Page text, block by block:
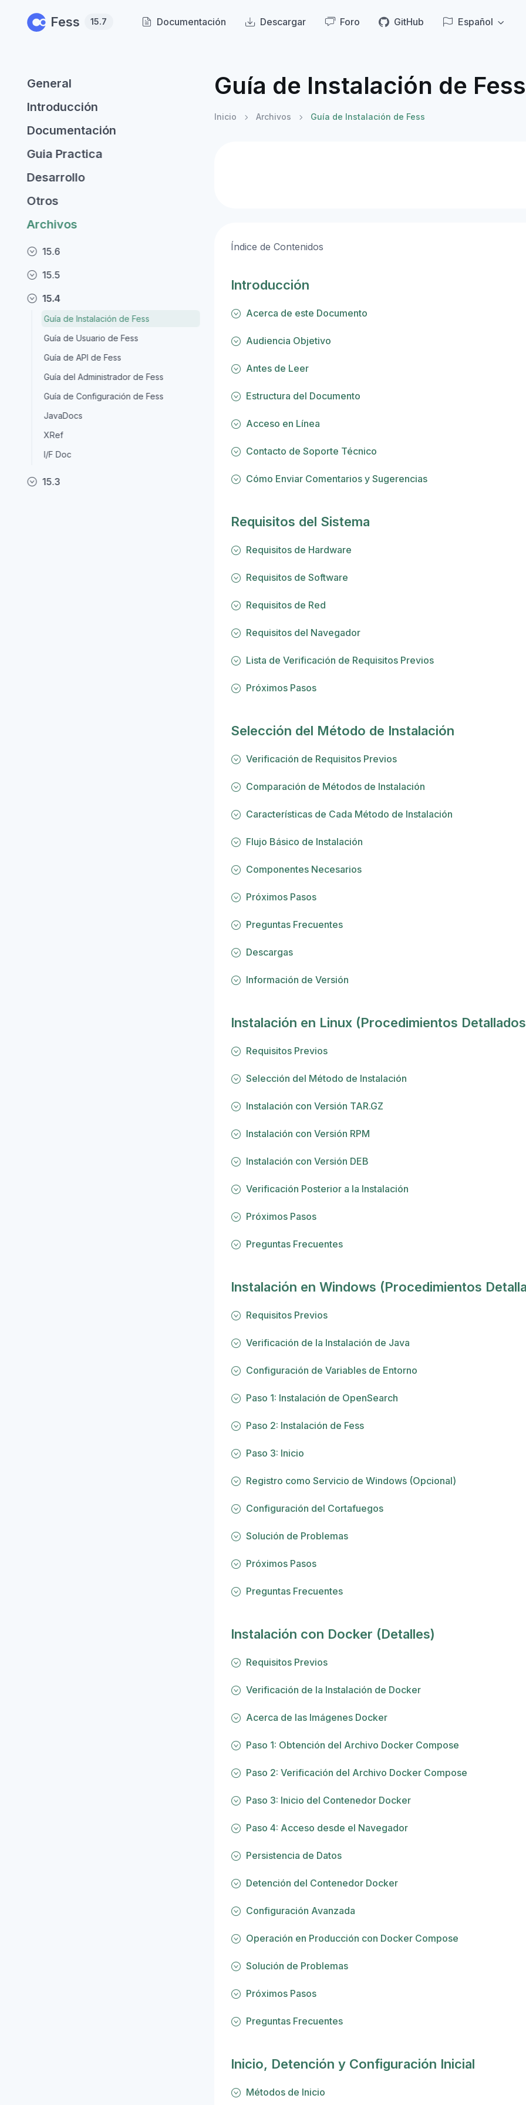
Fess 15.7 Documentación Descargar Foro GitHub Español
General
Introducción
Documentación
Guia Practica
Desarrollo
Otros
Archivos
15.6
15.5
15.4
Guía de Instalación de Fess
Guía de Usuario de Fess
Guía de API de Fess
Guía del Administrador de Fess
Guía de Configuración de Fess
JavaDocs
XRef
I/F Doc
15.3
Guía de Instalación de Fess
Inicio Archivos Guía de Instalación de Fess
Índice de Contenidos
Introducción
Acerca de este Documento
Audiencia Objetivo
Antes de Leer
Estructura del Documento
Acceso en Línea
Contacto de Soporte Técnico
Cómo Enviar Comentarios y Sugerencias
Requisitos del Sistema
Requisitos de Hardware
Requisitos de Software
Requisitos de Red
Requisitos del Navegador
Lista de Verificación de Requisitos Previos
Próximos Pasos
Selección del Método de Instalación
Verificación de Requisitos Previos
Comparación de Métodos de Instalación
Características de Cada Método de Instalación
Flujo Básico de Instalación
Componentes Necesarios
Próximos Pasos
Preguntas Frecuentes
Descargas
Información de Versión
Instalación en Linux (Procedimientos
Requisitos Previos
Selección del Método de Instalación
Instalación con Versión TAR.GZ
Instalación con Versión RPM
Instalación con Versión DEB
Verificación Posterior a la Instalación
Próximos Pasos
Preguntas Frecuentes
Instalación en Windows (Procedimientos
Requisitos Previos
Verificación de la Instalación de Java
Configuración de Variables de Entorno
Paso 1: Instalación de OpenSearch
Paso 2: Instalación de Fess
Paso 3: Inicio
Registro como Servicio de Windows (Opcional)
Configuración del Cortafuegos
Solución de Problemas
Próximos Pasos
Preguntas Frecuentes
Instalación con Docker (Detalles)
Requisitos Previos
Verificación de la Instalación de Docker
Acerca de las Imágenes Docker
Paso 1: Obtención del Archivo Docker Compose
Paso 2: Verificación del Archivo Docker Compose
Paso 3: Inicio del Contenedor Docker
Paso 4: Acceso desde el Navegador
Persistencia de Datos
Detención del Contenedor Docker
Configuración Avanzada
Operación en Producción con Docker Compose
Solución de Problemas
Próximos Pasos
Preguntas Frecuentes
Inicio, Detención y Configuración Inicial
Métodos de Inicio